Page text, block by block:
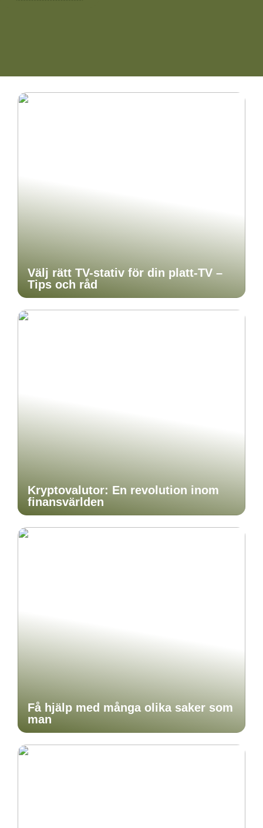
Välj rätt TV-stativ för din platt-TV –
Tips och råd
Kryptovalutor: En revolution inom
finansvärlden
Få hjälp med många olika saker som
man